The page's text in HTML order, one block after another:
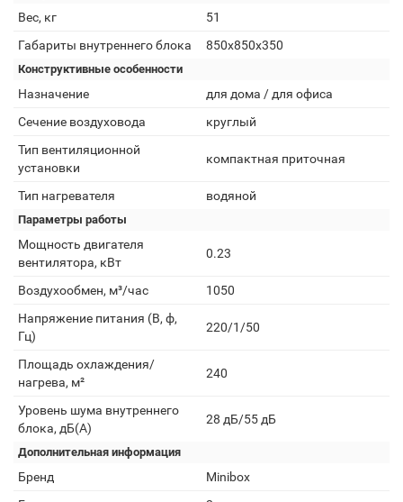
Вес, кг
51
Габариты внутреннего блока
850х850х350
Конструктивные особенности
Назначение
для дома / для офиса
Сечение воздуховода
круглый
Тип вентиляционной
установки
компактная приточная
Тип нагревателя водяной
Параметры работы
Мощность двигателя
вентилятора, кВт
0.23
Воздухообмен, м³/час
1050
Напряжение питания (В, ф,
Гц)
220/1/50
Площадь охлаждения/
нагрева, м²
240
Уровень шума внутреннего
блока, дБ(А)
28 дБ/55 дБ
Дополнительная информация
Бренд
Minibox